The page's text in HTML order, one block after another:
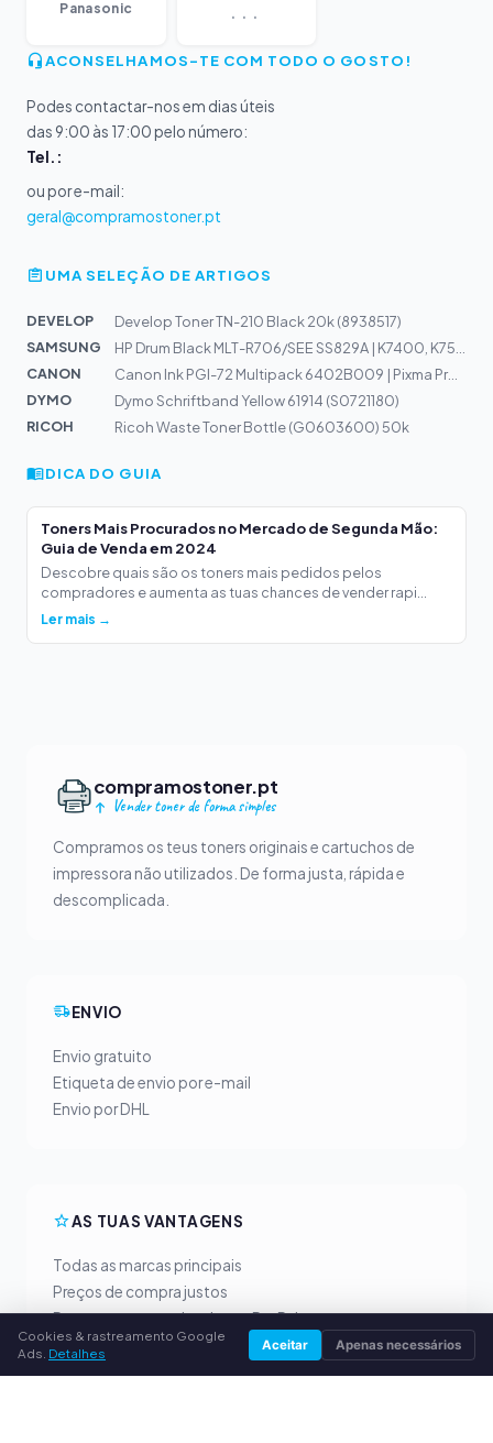
Panasonic ...
ACONSELHAMOS-TE COM TODO O GOSTO!
Podes contactar-nos em dias úteis
das 9:00 às 17:00 pelo número:
Tel.:
ou por e-mail:
geral@compramostoner.pt
UMA SELEÇÃO DE ARTIGOS
DEVELOP
Develop Toner TN-210 Black 20k (8938517)
SAMSUNG
HP Drum Black MLT-R706/SEE SS829A | K7400, K7500, K7600...
CANON
Canon Ink PGI-72 Multipack 6402B009 | Pixma Pro-10
DYMO
Dymo Schriftband Yellow 61914 (S0721180)
RICOH
Ricoh Waste Toner Bottle (G0603600) 50k
DICA DO GUIA
Toners Mais Procurados no Mercado de Segunda Mão:
Guia de Venda em 2024
Descobre quais são os toners mais pedidos pelos
compradores e aumenta as tuas chances de vender rapi...
Ler mais →
compramostoner.pt
Vender toner de forma simples
Compramos os teus toners originais e cartuchos de
impressora não utilizados. De forma justa, rápida e
descomplicada.
ENVIO
Envio gratuito
Etiqueta de envio por e-mail
Envio por DHL
AS TUAS VANTAGENS
Todas as marcas principais
Preços de compra justos
Pagamento antecipado por PayPal
Aconselhamento personalizado
Cookies & rastreamento Google
Ads. Detalhes Aceitar Apenas necessários